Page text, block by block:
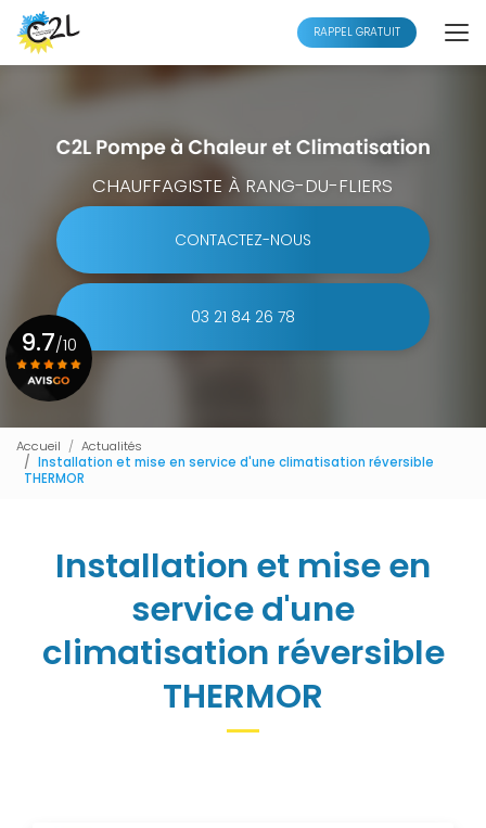
Aller
au
contenu
principal
RAPPEL GRATUIT
CHAUFFAGISTE À RANG-DU-FLIERS
CONTACTEZ-NOUS
03 21 84 26 78
9.7/10
Accueil
Actualités
Installation et mise en service d'une climatisation réversible
THERMOR
Installation et mise en
service d'une
climatisation réversible
THERMOR